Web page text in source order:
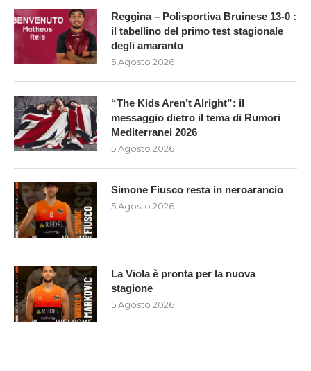
Reggina – Polisportiva Bruinese 13-0 :
il tabellino del primo test stagionale
degli amaranto
5 Agosto 2026
“The Kids Aren’t Alright”: il
messaggio dietro il tema di Rumori
Mediterranei 2026
5 Agosto 2026
Simone Fiusco resta in neroarancio
5 Agosto 2026
La Viola è pronta per la nuova
stagione
5 Agosto 2026